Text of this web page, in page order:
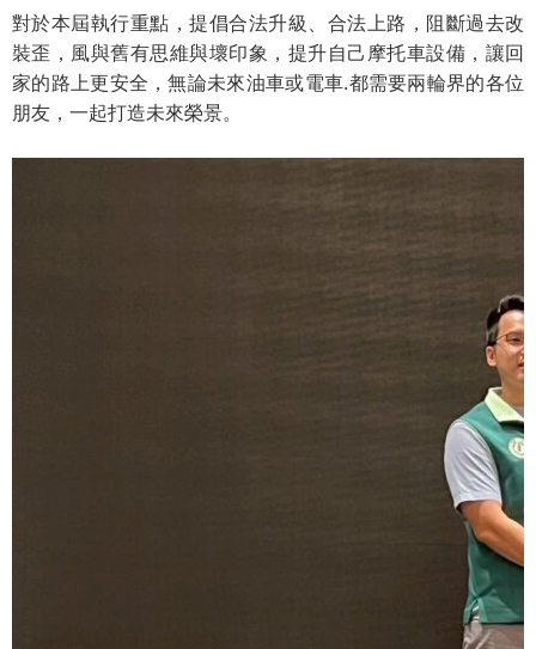
對於本屆執行重點，提倡合法升級、合法上路，阻斷過去改
裝歪，風與舊有思維與壞印象，提升自己摩托車設備，讓回
家的路上更安全，無論未來油車或電車.都需要兩輪界的各位
朋友，一起打造未來榮景。